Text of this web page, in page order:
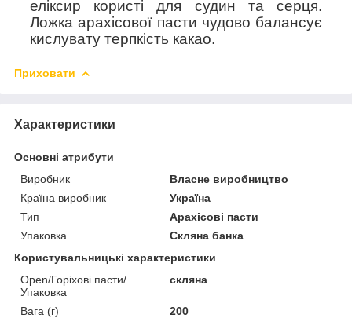
еліксир користі для судин та серця.
Ложка арахісової пасти чудово балансує
кислувату терпкість какао.
Приховати
Характеристики
Основні атрибути
Виробник
Власне виробництво
Країна виробник
Україна
Тип
Арахісові пасти
Упаковка
Скляна банка
Користувальницькі характеристики
Open/Горіхові пасти/
Упаковка
скляна
Вага (г)
200